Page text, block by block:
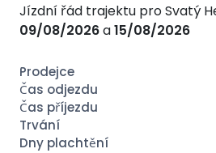
Jízdní řád trajektu pro Svatý
09/08/2026a15/08/2026